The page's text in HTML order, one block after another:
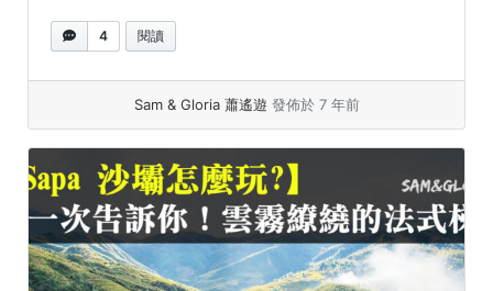
4 閱讀
Sam & Gloria 蕭遙遊 發佈於 7 年前